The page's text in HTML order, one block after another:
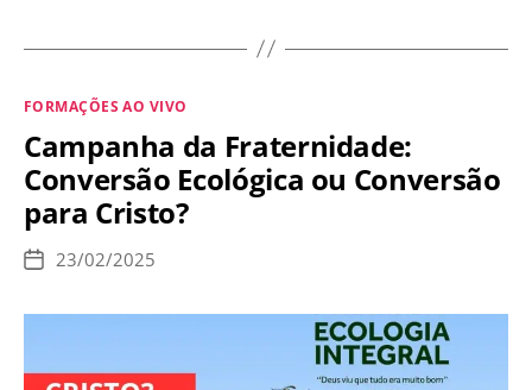
que
levado
multidões
para
o
Categorias
FORMAÇÕES AO VIVO
Campanha da Fraternidade:
Conversão Ecológica ou Conversão
para Cristo?
Data
publicação
23/02/2025